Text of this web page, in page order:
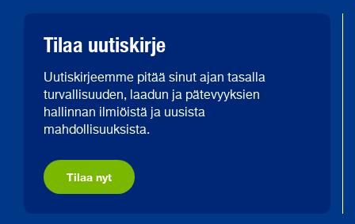
Tilaa uutiskirje
Uutiskirjeemme pitää sinut ajan tasalla
turvallisuuden, laadun ja pätevyyksien
hallinnan ilmiöistä ja uusista
mahdollisuuksista.
Tilaa nyt